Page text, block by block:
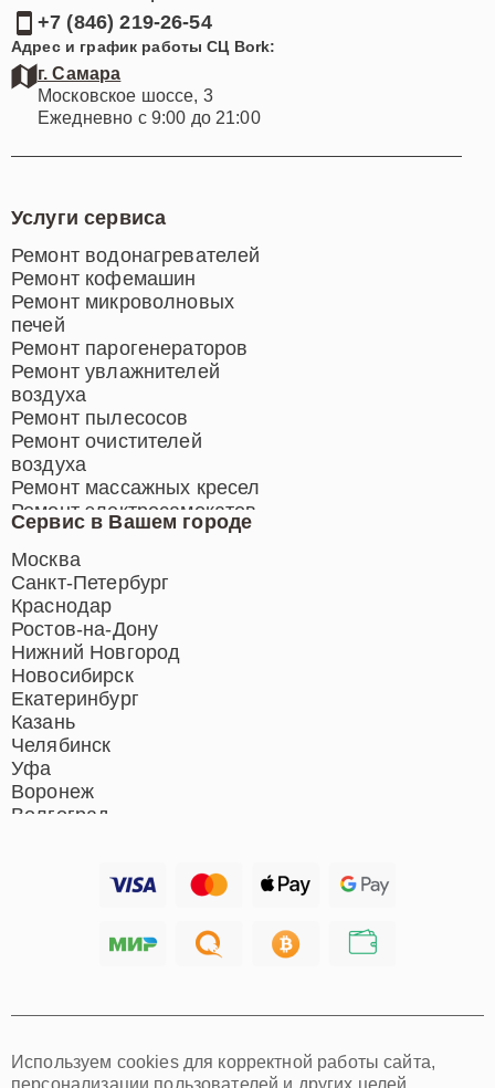
+7 (846) 219-26-54
Адрес и график работы СЦ Bork:
г. Самара
Московское шоссе, 3
Ежедневно с 9:00 до 21:00
Сервис в Вашем городе
Москва
Санкт-Петербург
Краснодар
Ростов-на-Дону
Нижний Новгород
Новосибирск
Екатеринбург
Казань
Челябинск
Уфа
Воронеж
Волгоград
Хабаровск
Иркутск
Омск
Услуги сервиса
Ремонт водонагревателей
Ремонт кофемашин
Ремонт микроволновых
печей
Ремонт парогенераторов
Ремонт увлажнителей
воздуха
Ремонт пылесосов
Ремонт очистителей
воздуха
Ремонт массажных кресел
Ремонт электросамокатов
Ремонт индукционных плит
Ремонт роботов-пылесосов
Ремонт гладильных систем
Ремонт отпаривателей
Ремонт вертикальных
пылесосов
Используем cookies для корректной работы сайта,
персонализации пользователей и других целей,